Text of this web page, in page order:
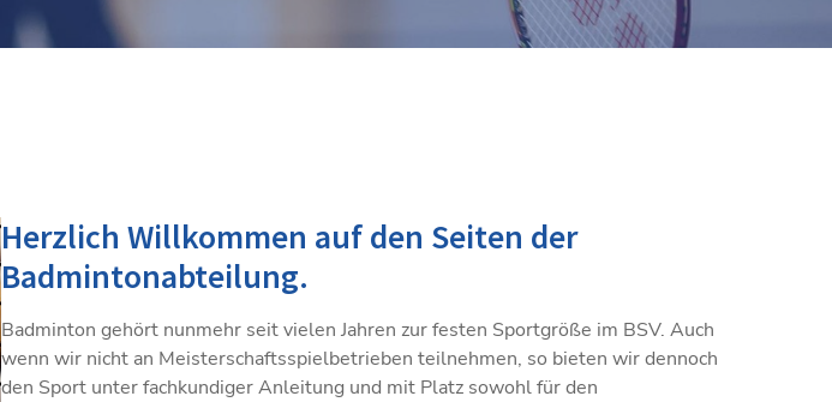
Herzlich Willkommen auf den Seiten der
Badmintonabteilung.
Badminton gehört nunmehr seit vielen Jahren zur festen Sportgröße im BSV. Auch
wenn wir nicht an Meisterschaftsspielbetrieben teilnehmen, so bieten wir dennoch
den Sport unter fachkundiger Anleitung und mit Platz sowohl für den